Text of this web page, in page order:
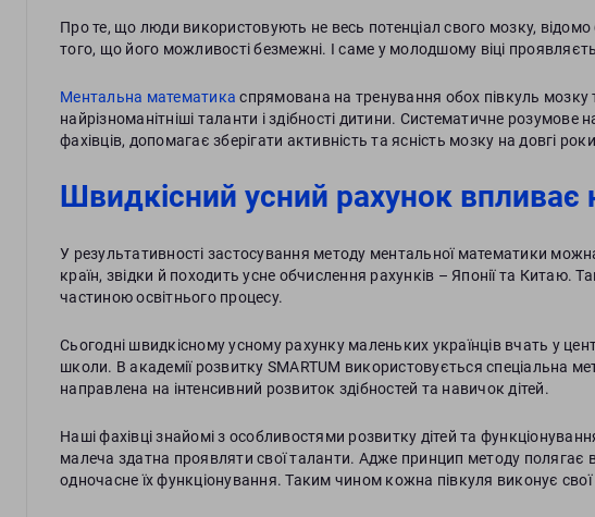
Про те, що люди використовують не весь потенціал свого мозку,
того, що його можливості безмежні. І саме у молодшому віці
Ментальна математика спрямована на тренування обох півкуль
найрізноманітніші таланти і здібності дитини. Систематичне
фахівців, допомагає зберігати активність та ясність мозку на довгі
Швидкісний усний рахунок впливає
У результативності застосування методу ментальної математики
країн, звідки й походить усне обчислення рахунків – Японії та Китаю.
частиною освітнього процесу.
Сьогодні швидкісному усному рахунку маленьких українців вчать у
школи. В академії розвитку SMARTUM використовується спеціальна
направлена на інтенсивний розвиток здібностей та навичок дітей.
Наші фахівці знайомі з особливостями розвитку дітей та
малеча здатна проявляти свої таланти. Адже принцип методу полягає
одночасне їх функціонування. Таким чином кожна півкуля виконує свої